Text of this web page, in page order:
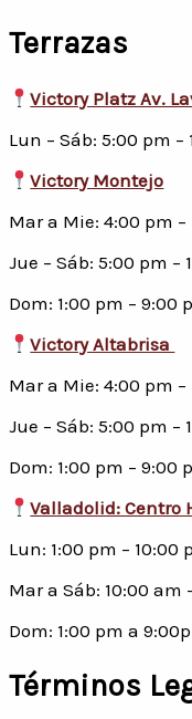
Terrazas
Victory Platz Av.
Lun – Sáb: 5:00 pm –
Victory Montejo
Mar a Mie: 4:00 pm –
Jue – Sáb: 5:00 pm –
Dom: 1:00 pm – 9:00
Victory Altabrisa
Mar a Mie: 4:00 pm –
Jue – Sáb: 5:00 pm –
Dom: 1:00 pm – 9:00
Valladolid: Centro
Lun: 1:00 pm – 10:00
Mar a Sáb: 10:00 am
Dom: 1:00 pm a
Términos